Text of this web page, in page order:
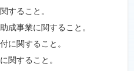
すること。
成事業に関すること。
に関すること。
関すること。